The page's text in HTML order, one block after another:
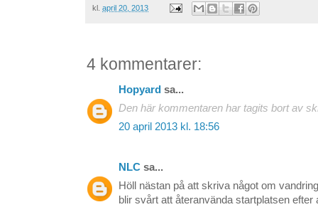
kl. april 20, 2013
4 kommentarer:
Hopyard sa...
Den här kommentaren har tagits bort av
20 april 2013 kl. 18:56
NLC sa...
Höll nästan på att skriva något om
blir svårt att återanvända startplatsen efter